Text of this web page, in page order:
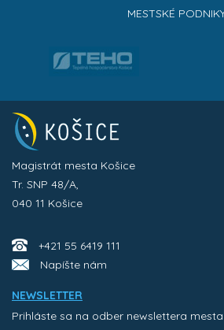
MESTSKÉ
Magistrát mesta Košice
Tr. SNP 48/A,
040 11 Košice
+421 55 6419 111
Napíšte nám
NEWSLETTER
Prihláste sa na odber newslettera